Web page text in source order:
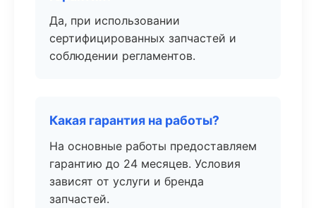
Да, при использовании
сертифицированных запчастей и
соблюдении регламентов.
Какая гарантия на работы?
На основные работы предоставляем
гарантию до 24 месяцев. Условия
зависят от услуги и бренда
запчастей.